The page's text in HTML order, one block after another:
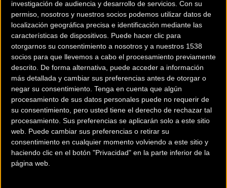
investigación de audiencia y desarrollo de servicios. Con su
permiso, nosotros y nuestros socios podemos utilizar datos de
localización geográfica precisa e identificación mediante las
características de dispositivos. Puede hacer clic para
otorgarnos su consentimiento a nosotros y a nuestros 1538
socios para que llevemos a cabo el procesamiento previamente
descrito. De forma alternativa, puede acceder a información
más detallada y cambiar sus preferencias antes de otorgar o
negar su consentimiento. Tenga en cuenta que algún
procesamiento de sus datos personales puede no requerir de
su consentimiento, pero usted tiene el derecho de rechazar tal
procesamiento. Sus preferencias se aplicarán solo a este sitio
web. Puede cambiar sus preferencias o retirar su
consentimiento en cualquier momento volviendo a este sitio y
haciendo clic en el botón "Privacidad" en la parte inferior de la
página web.